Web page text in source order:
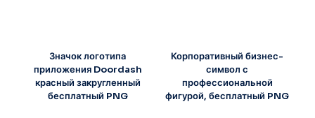
Значок логотипа
приложения Doordash
красный закругленный
бесплатный PNG
Корпоративный бизнес-
символ с
профессиональной
фигурой, бесплатный PNG